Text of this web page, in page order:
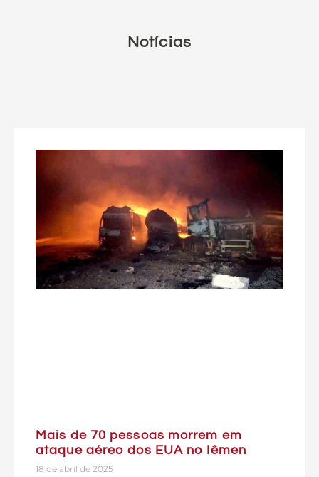
Notícias
Mais de 70 pessoas morrem em
ataque aéreo dos EUA no Iêmen
18 de abril de 2025